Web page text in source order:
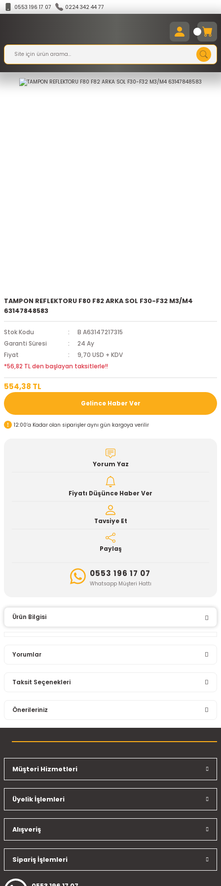
0553 196 17 07 0224 342 44 77
TAMPON REFLEKTORU F80 F82 ARKA SOL F30-F32 M3/M4
63147848583
Stok Kodu
B A63147217315
Garanti Süresi
24 Ay
Fiyat
9,70 USD + KDV
*56,82 TL den başlayan taksitlerle!!
554,38 TL
Gelince Haber Ver
12:00’a Kadar olan siparişler aynı gün kargoya verilir
Yorum Yaz
Fiyatı Düşünce Haber Ver
Tavsiye Et
Paylaş
0553 196 17 07
Whatsapp Müşteri Hattı
Ürün Bilgisi
Yorumlar
Taksit Seçenekleri
Önerileriniz
konularda yetersiz gördüğünüz noktaları öneri formunu
Ürün resmi kalitesiz, bozuk veya görüntülenemiyor.
Ürün açıklamasında eksik bilgiler bulunuyor.
Ürün fiyatı diğer sitelerden daha pahalı.
Bu ürüne benzer farklı alternatifler olmalı.
Müşteri Hizmetleri
Üyelik İşlemleri
Alışveriş
Sipariş İşlemleri